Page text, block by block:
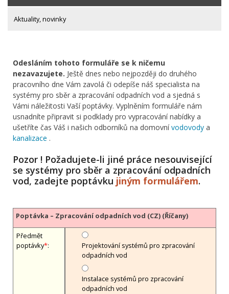
Aktuality, novinky
Odesláním tohoto formuláře se k ničemu
nezavazujete. Ještě dnes nebo nejpozději do druhého
pracovního dne Vám zavolá či odepíše náš specialista na
systémy pro sběr a zpracování odpadních vod a sjedná s
Vámi náležitosti Vaší poptávky. Vyplněním formuláře nám
usnadníte připravit si podklady pro vypracování nabídky a
ušetříte čas Váš i našich odborníků na domovnívodovody a
kanalizace .
Pozor ! Požadujete-li jiné práce nesouvisející
se systémy pro sběr a zpracování odpadních
vod, zadejte poptávku jiným formulářem.
Poptávka – Zpracování odpadních vod (CZ) (Říčany)
Předmět
poptávky*:
Projektování systémů pro zpracování
odpadních vod
Instalace systémů pro zpracování
odpadních vod